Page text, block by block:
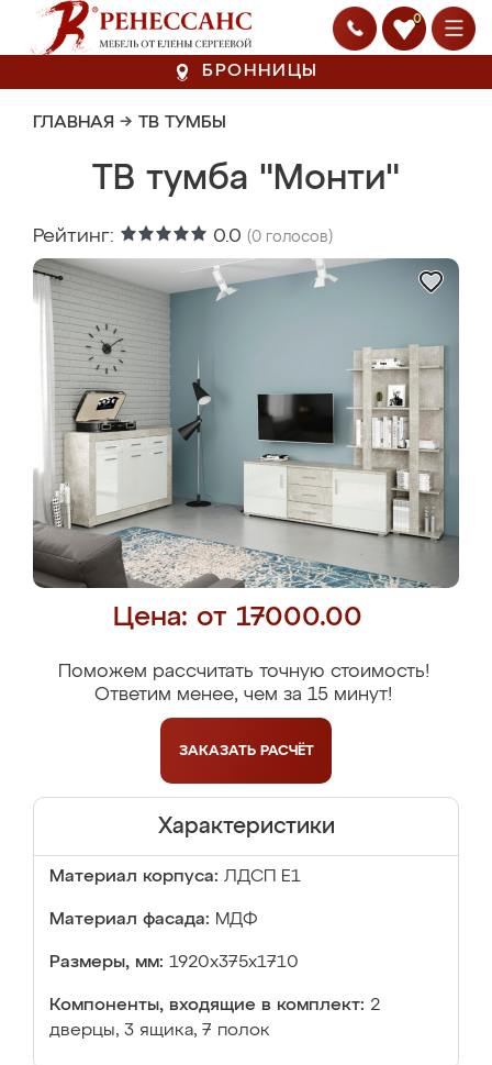
0
БРОННИЦЫ
ГЛАВНАЯ → ТВ ТУМБЫ
ТВ тумба "Монти"
Рейтинг: 0.0 (0 голосов)
Цена: от 17000.00
Поможем рассчитать точную стоимость!
Ответим менее, чем за 15 минут!
ЗАКАЗАТЬ РАСЧЁТ
Характеристики
Материал корпуса: ЛДСП Е1
Материал фасада: МДФ
Размеры, мм: 1920x375x1710
Компоненты, входящие в комплект: 2
дверцы, 3 ящика, 7 полок